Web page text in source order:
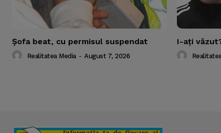
Şofa beat, cu permisul suspendat
Realitatea Media - August 7, 2026
I-aţi